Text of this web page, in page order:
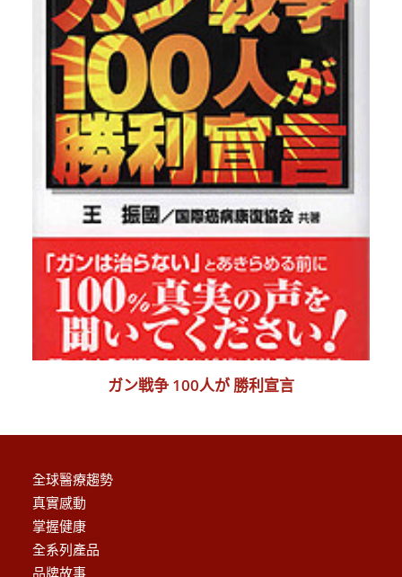
ガン戦争 100人が 勝利宣言
全球醫療趨勢
真實感動
掌握健康
全系列產品
品牌故事